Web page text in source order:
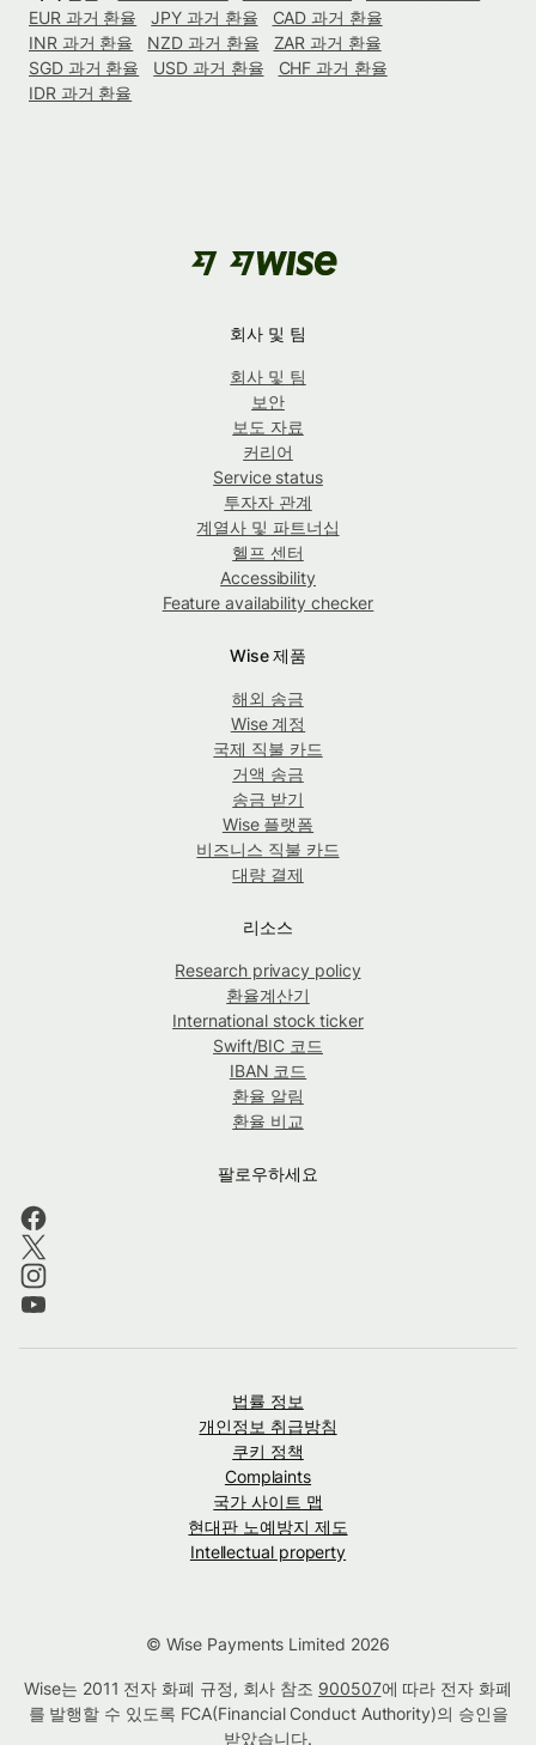
EUR 과거 환율
JPY 과거 환율
CAD 과거 환율
INR 과거 환율
NZD 과거 환율
ZAR 과거 환율
SGD 과거 환율
USD 과거 환율
CHF 과거 환율
IDR 과거 환율
회사 및 팀
회사 및 팀
보안
보도 자료
커리어
Service status
투자자 관계
계열사 및 파트너십
헬프 센터
Accessibility
Feature availability checker
Wise 제품
해외 송금
Wise 계정
국제 직불 카드
거액 송금
송금 받기
Wise 플랫폼
비즈니스 직불 카드
대량 결제
리소스
Research privacy policy
환율계산기
International stock ticker
Swift/BIC 코드
IBAN 코드
환율 알림
환율 비교
팔로우하세요
법률 정보
개인정보 취급방침
쿠키 정책
Complaints
국가 사이트 맵
현대판 노예방지 제도
Intellectual property
© Wise Payments Limited 2026
Wise는 2011 전자 화폐 규정, 회사 참조 900507에 따라 전자 화폐
를 발행할 수 있도록 FCA(Financial Conduct Authority)의 승인을
받았습니다.